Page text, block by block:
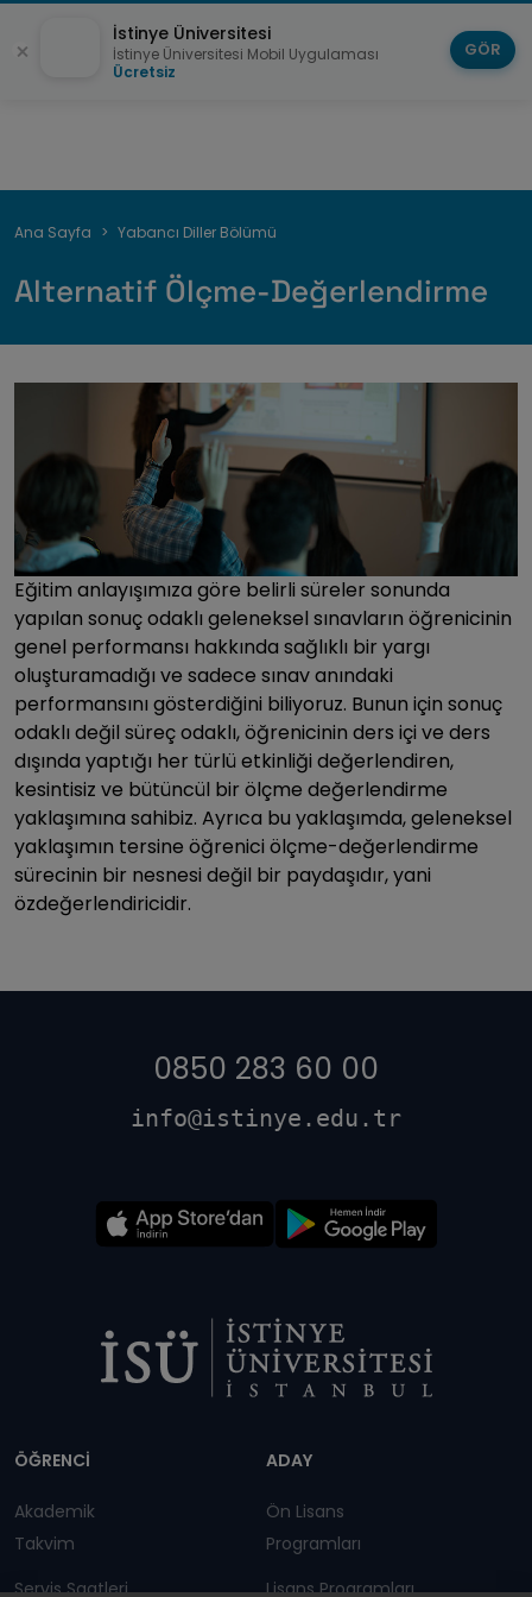
Sayfa
Ana Sayfa Yabancı Diller Bölümü
Alternatif Ölçme-Değerlendirme
Eğitim anlayışımıza göre belirli süreler sonunda
yapılan sonuç odaklı geleneksel sınavların öğrenicinin
genel performansı hakkında sağlıklı bir yargı
oluşturamadığı ve sadece sınav anındaki
performansını gösterdiğini biliyoruz. Bunun için sonuç
odaklı değil süreç odaklı, öğrenicinin ders içi ve ders
dışında yaptığı her türlü etkinliği değerlendiren,
kesintisiz ve bütüncül bir ölçme değerlendirme
yaklaşımına sahibiz. Ayrıca bu yaklaşımda, geleneksel
yaklaşımın tersine öğrenici ölçme-değerlendirme
sürecinin bir nesnesi değil bir paydaşıdır, yani
özdeğerlendiricidir.
0850 283 60 00
info@istinye.edu.tr
ÖĞRENCİ
Akademik
Takvim
Servis Saatleri
ADAY
Ön Lisans
Programları
Lisans Programları
İstinye Üniversitesi
İstinye Üniversitesi Mobil Uygulaması
Ücretsiz
GÖR